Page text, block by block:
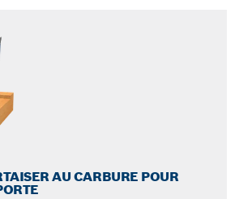
AU CARBURE POUR